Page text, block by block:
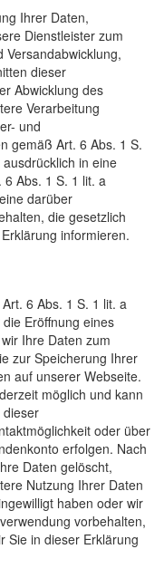
Ihrer Daten,
Dienstleister zum
dieser
Abwicklung des
Verarbeitung
und
gemäß Art. 6 Abs. 1 S.
in eine
Abs. 1 S. 1 lit. a
darüber
die gesetzlich
informieren.
6 Abs. 1 S. 1 lit. a
Eröffnung eines
Ihre Daten zum
zur Speicherung Ihrer
auf unserer Webseite.
möglich und kann
dieser
oder über
erfolgen. Nach
Daten gelöscht,
Nutzung Ihrer Daten
haben oder wir
vorbehalten,
Sie in dieser Erklärung